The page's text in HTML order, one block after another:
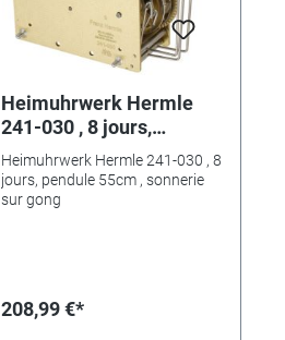
Heimuhrwerk Hermle
241-030 , 8 jours,
pendule 55cm , sonnerie
sur gong
Heimuhrwerk Hermle 241-030 , 8
jours, pendule 55cm , sonnerie
sur gong
208,99 €*